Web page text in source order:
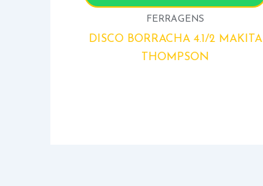
FERRAGENS
DISCO BORRACHA 4.1/2 MAKITA
THOMPSON